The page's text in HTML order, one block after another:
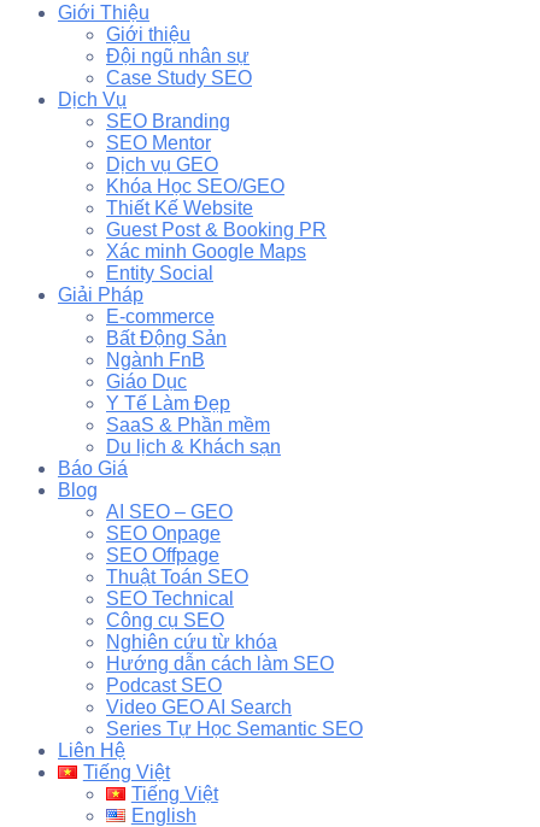
Giới Thiệu
Giới thiệu
Đội ngũ nhân sự
Case Study SEO
Dịch Vụ
SEO Branding
SEO Mentor
Dịch vụ GEO
Khóa Học SEO/GEO
Thiết Kế Website
Guest Post & Booking PR
Xác minh Google Maps
Entity Social
Giải Pháp
E-commerce
Bất Động Sản
Ngành FnB
Giáo Dục
Y Tế Làm Đẹp
SaaS & Phần mềm
Du lịch & Khách sạn
Báo Giá
Blog
AI SEO – GEO
SEO Onpage
SEO Offpage
Thuật Toán SEO
SEO Technical
Công cụ SEO
Nghiên cứu từ khóa
Hướng dẫn cách làm SEO
Podcast SEO
Video GEO AI Search
Series Tự Học Semantic SEO
Liên Hệ
Tiếng Việt
Tiếng Việt
English